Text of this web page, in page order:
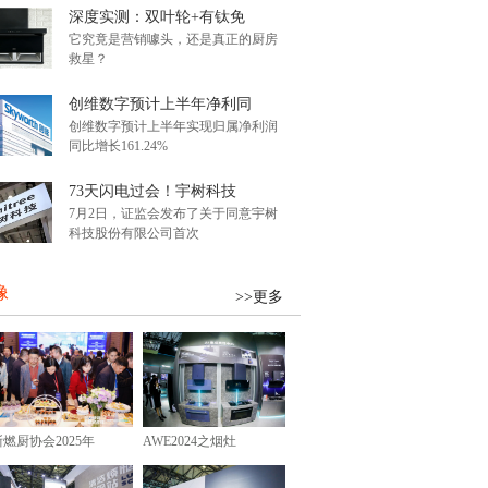
深度实测：双叶轮+有钛免
它究竟是营销噱头，还是真正的厨房
救星？
创维数字预计上半年净利同
创维数字预计上半年实现归属净利润
同比增长161.24%
73天闪电过会！宇树科技
7月2日，证监会发布了关于同意宇树
科技股份有限公司首次
>>更多
燃厨协会2025年 AWE2024之烟灶